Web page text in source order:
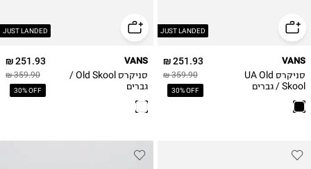
JUST LANDED
251.93 ₪
359.90 ₪
30% OFF
VANS
סניקרס UA Old
Skool / גברים
JUST LANDED 46
48
50
251.93 ₪
359.90 ₪
30% OFF
VANS
סניקרס Old Skool /
גברים